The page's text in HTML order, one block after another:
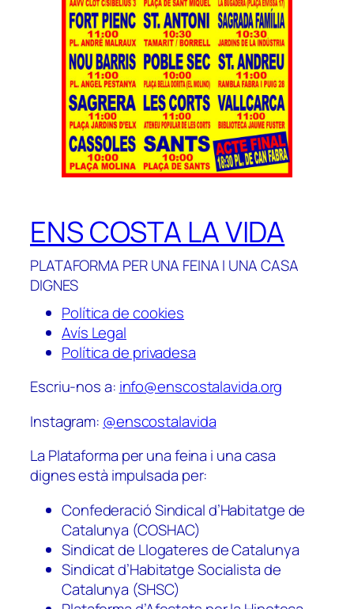
ENS COSTA LA VIDA
PLATAFORMA PER UNA FEINA I UNA CASA
DIGNES
Política de cookies
Avís Legal
Política de privadesa
Escriu-nos a: info@enscostalavida.org
Instagram: @enscostalavida
La Plataforma per una feina i una casa
dignes està impulsada per:
Confederació Sindical d’Habitatge de
Catalunya (COSHAC)
Sindicat de Llogateres de Catalunya
Sindicat d’Habitatge Socialista de
Catalunya (SHSC)